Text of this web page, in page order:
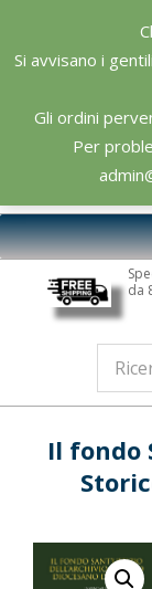
Si avvisano i
Gli ordini
Per
content
Primary
Navigation
da
Il fondo